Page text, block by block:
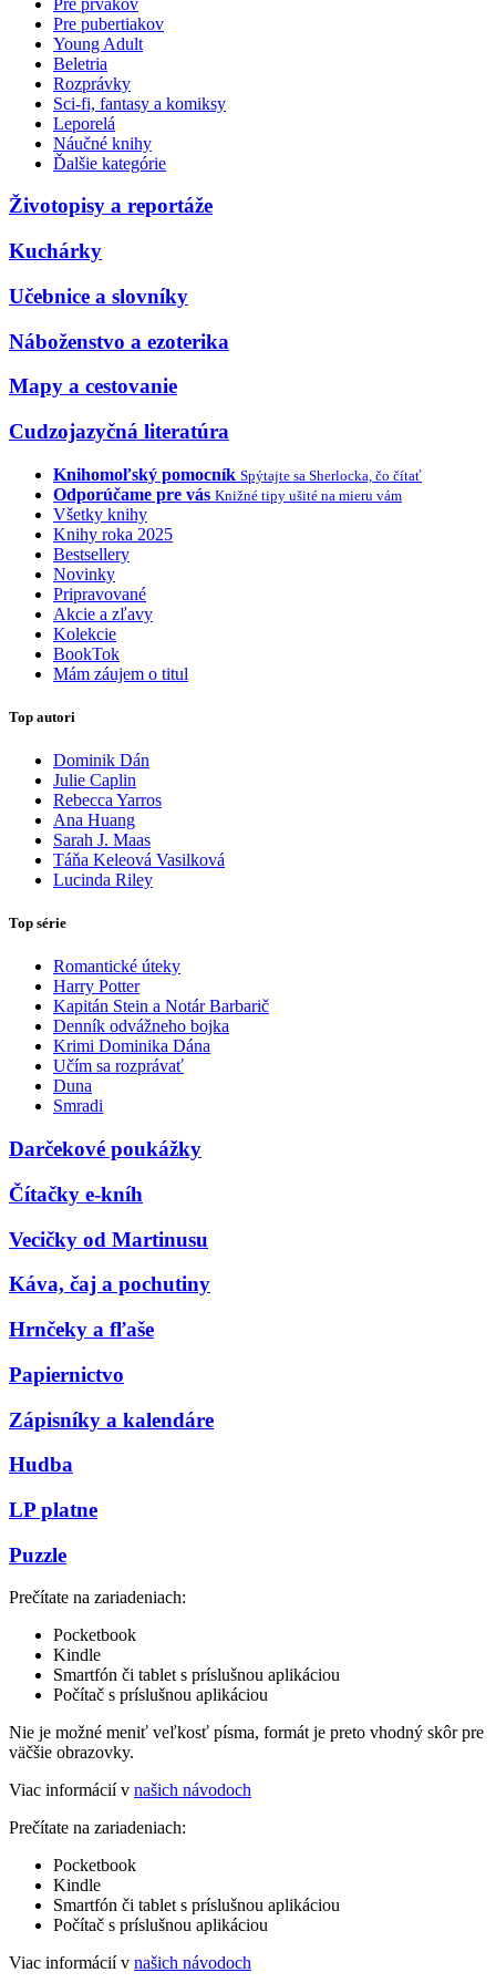
Pre pubertiakov
Young Adult
Beletria
Rozprávky
Sci-fi, fantasy a komiksy
Leporelá
Náučné knihy
Ďalšie kategórie
Životopisy a reportáže
Kuchárky
Učebnice a slovníky
Náboženstvo a ezoterika
Mapy a cestovanie
Cudzojazyčná literatúra
Knihomoľský pomocník Spýtajte sa Sherlocka, čo čítať
Odporúčame pre vás Knižné tipy ušité na mieru vám
Všetky knihy
Knihy roka 2025
Bestsellery
Novinky
Pripravované
Akcie a zľavy
Kolekcie
BookTok
Mám záujem o titul
Top autori
Dominik Dán
Julie Caplin
Rebecca Yarros
Ana Huang
Sarah J. Maas
Táňa Keleová Vasilková
Lucinda Riley
Top série
Romantické úteky
Harry Potter
Kapitán Stein a Notár Barbarič
Denník odvážneho bojka
Krimi Dominika Dána
Učím sa rozprávať
Duna
Smradi
Darčekové poukážky
Čítačky e-kníh
Vecičky od Martinusu
Káva, čaj a pochutiny
Hrnčeky a fľaše
Papiernictvo
Zápisníky a kalendáre
Hudba
LP platne
Puzzle
Prečítate na zariadeniach:
Pocketbook
Kindle
Smartfón či tablet s príslušnou aplikáciou
Počítač s príslušnou aplikáciou
Nie je možné meniť veľkosť písma, formát je preto vhodný skôr pre
väčšie obrazovky.
Viac informácií v našich návodoch
Prečítate na zariadeniach:
Pocketbook
Kindle
Smartfón či tablet s príslušnou aplikáciou
Počítač s príslušnou aplikáciou
Viac informácií v našich návodoch